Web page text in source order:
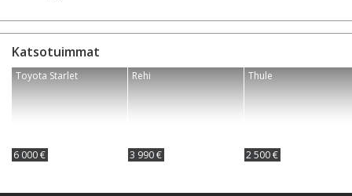
Katsotuimmat
Toyota Starlet
6 000 €
Rehi
3 990 €
Thule
2 500 €